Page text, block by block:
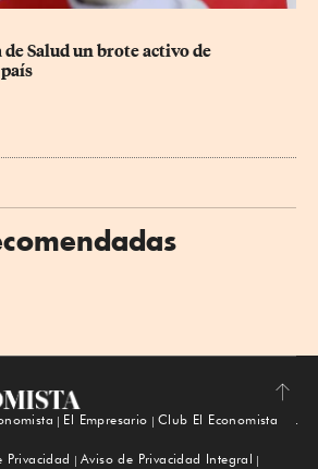
Salud un brote activo de
Subir
El Empresario
Club El Economista
Privacidad
Aviso de Privacidad Integral